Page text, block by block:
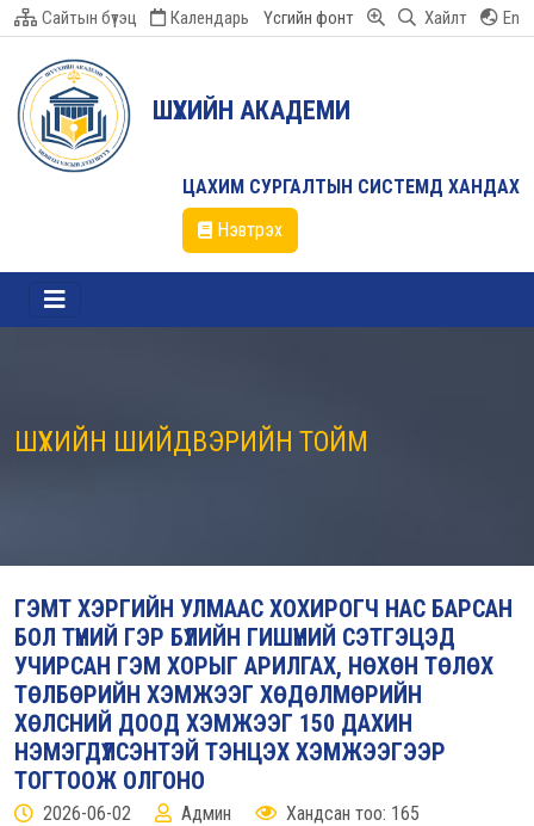
Сайтын бүтэц Календарь Үсгийн фонт Хайлт En
ШҮҮХИЙН АКАДЕМИ
ЦАХИМ СУРГАЛТЫН СИСТЕМД ХАНДАХ
Нэвтрэх
ШҮҮХИЙН ШИЙДВЭРИЙН ТОЙМ
ГЭМТ ХЭРГИЙН УЛМААС ХОХИРОГЧ НАС БАРСАН
БОЛ ТҮҮНИЙ ГЭР БҮЛИЙН ГИШҮҮНИЙ СЭТГЭЦЭД
УЧИРСАН ГЭМ ХОРЫГ АРИЛГАХ, НӨХӨН ТӨЛӨХ
ТӨЛБӨРИЙН ХЭМЖЭЭГ ХӨДӨЛМӨРИЙН
ХӨЛСНИЙ ДООД ХЭМЖЭЭГ 150 ДАХИН
НЭМЭГДҮҮЛСЭНТЭЙ ТЭНЦЭХ ХЭМЖЭЭГЭЭР
ТОГТООЖ ОЛГОНО
2026-06-02 Админ
Хандсан тоо: 165